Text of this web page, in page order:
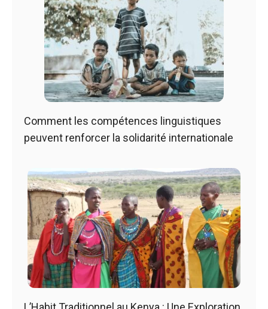
Comment les compétences linguistiques
peuvent renforcer la solidarité internationale